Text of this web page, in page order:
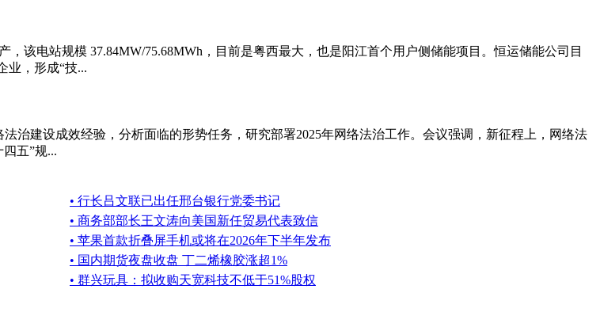
该电站规模 37.84MW/75.68MWh，目前是粤西最大，也是阳江首个用户侧储能项目。恒运储能公司目
业，形成“技...
治建设成效经验，分析面临的形势任务，研究部署2025年网络法治工作。会议强调，新征程上，网络法
五”规...
• 行长吕文联已出任邢台银行党委书记
• 商务部部长王文涛向美国新任贸易代表致信
• 苹果首款折叠屏手机或将在2026年下半年发布
• 国内期货夜盘收盘 丁二烯橡胶涨超1%
• 群兴玩具：拟收购天宽科技不低于51%股权